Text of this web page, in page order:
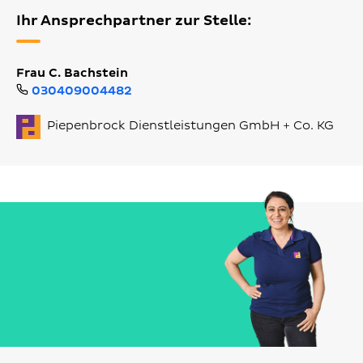
Ihr Ansprechpartner zur Stelle:
Frau C. Bachstein
030409004482
Piepenbrock Dienstleistungen GmbH + Co. KG